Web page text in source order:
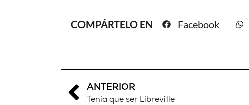
COMPÁRTELO EN Facebook
ANTERIOR
Tenía que ser Libreville